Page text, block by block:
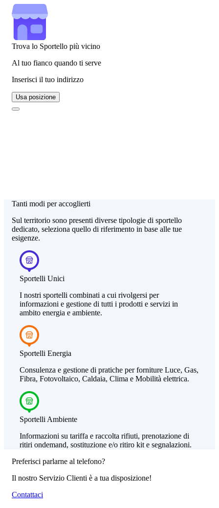
Trova lo Sportello più vicino
Al tuo fianco quando ti serve
Inserisci il tuo indirizzo
Usa posizione
Tanti modi per accoglierti
Sul territorio sono presenti diverse tipologie di sportello
dedicato, seleziona quello di riferimento in base alle tue
esigenze.
Sportelli Unici
I nostri sportelli combinati a cui rivolgersi per
informazioni e gestione di tutti i prodotti e servizi in
ambito energia e ambiente.
Sportelli Energia
Consulenza e gestione di pratiche per forniture Luce, Gas,
Fibra, Fotovoltaico, Caldaia, Clima e Mobilità elettrica.
Sportelli Ambiente
Informazioni su tariffa e raccolta rifiuti, prenotazione di
ritiri ondemand, sostituzione e/o ritiro kit e segnalazioni.
Preferisci parlarne al telefono?
Il nostro Servizio Clienti è a tua disposizione!
Contattaci